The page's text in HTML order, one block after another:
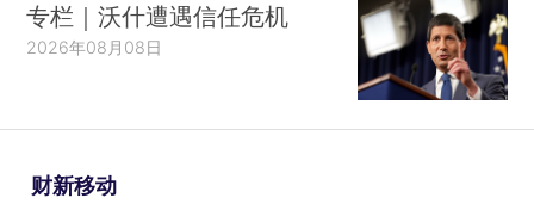
专栏｜沃什遭遇信任危机
2026年08月08日
财新移动